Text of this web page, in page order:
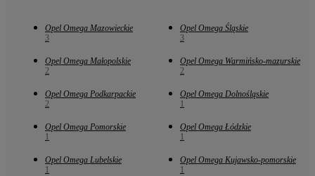
Opel Omega Mazowieckie
3
Opel Omega Śląskie
3
Opel Omega Małopolskie
2
Opel Omega Warmińsko-mazurskie
2
Opel Omega Podkarpackie
2
Opel Omega Dolnośląskie
1
Opel Omega Pomorskie
1
Opel Omega Łódzkie
1
Opel Omega Lubelskie
1
Opel Omega Kujawsko-pomorskie
1